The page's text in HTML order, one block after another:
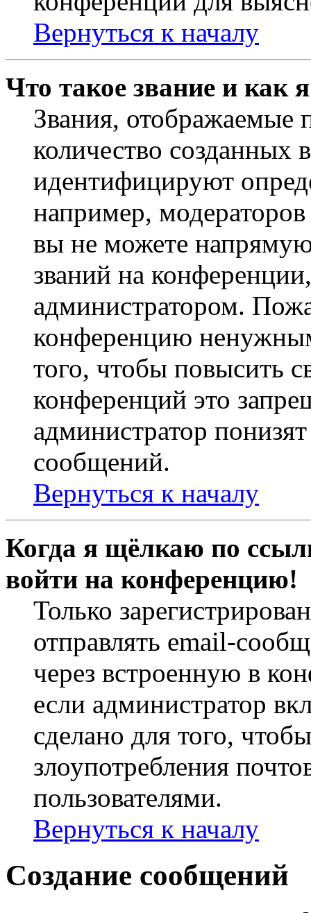
Вернуться к началу
Что такое звание и как
Звания,
количество
идентифицируют
например,
вы не можете
званий на
администратором.
конференцию
того, чтобы повысить
конференций это
администратор
сообщений.
Вернуться к началу
Когда я щёлкаю по
войти на конференцию!
Только
отправлять email-
через встроенную в
если администратор
сделано для того,
злоупотребления
пользователями.
Вернуться к началу
Создание сообщений